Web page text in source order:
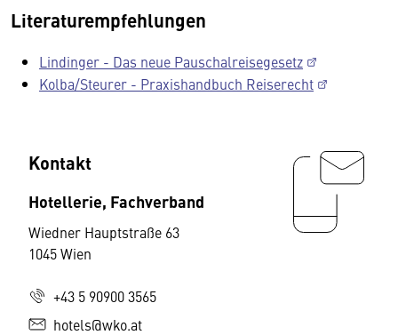
Literaturempfehlungen
Lindinger - Das neue Pauschalreisegesetz
Kolba/Steurer - Praxishandbuch Reiserecht
Kontakt
Hotellerie, Fachverband
Wiedner Hauptstraße 63
1045 Wien
+43 5 90900 3565
hotels@wko.at